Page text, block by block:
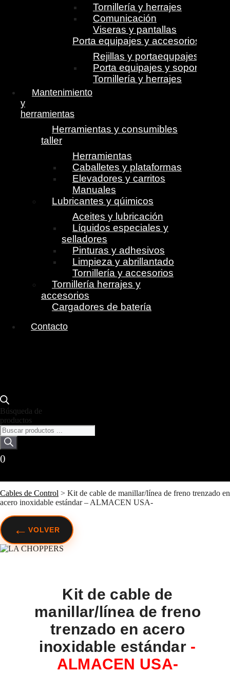
Cables de Control > Kit de cable de manillar/línea de freno trenzado en
acero inoxidable estándar – ALMACEN USA-
Tornillería y herrajes
Comunicación
Viseras y pantallas
Porta equipajes y accesorios
Rejillas y portaequpajes
Porta equipajes y soportes
Tornillería y herrajes
Mantenimiento
y
herramientas
Herramientas y consumibles
taller
Herramientas
Caballetes y plataformas
Elevadores y carritos
Manuales
Lubricantes y qúimicos
Aceites y lubricación
Líquidos especiales y
selladores
Pinturas y adhesivos
Limpieza y abrillantado
Tornillería y accesorios
Tornillería herrajes y
accesorios
Cargadores de batería
Contacto
Búsqueda de
productos
0
← VOLVER
Kit de cable de
manillar/línea de freno
trenzado en acero
inoxidable estándar -
ALMACEN USA-